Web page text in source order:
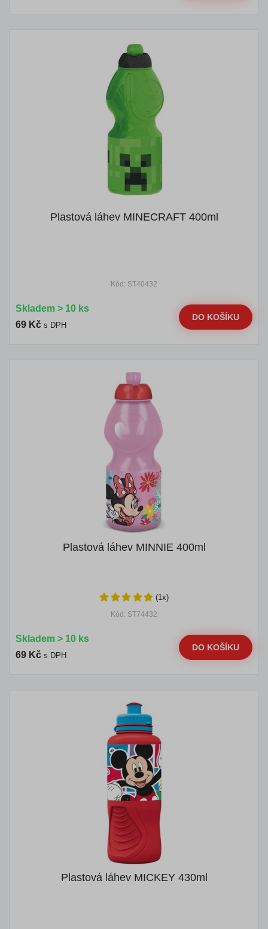
Plastová láhev MINECRAFT 400ml
Kód: ST40432
Skladem > 10 ks
69 Kč s DPH
DO KOŠÍKU
Plastová láhev MINNIE 400ml
(1x)
Kód: ST74432
Skladem > 10 ks
69 Kč s DPH
DO KOŠÍKU
Plastová láhev MICKEY 430ml